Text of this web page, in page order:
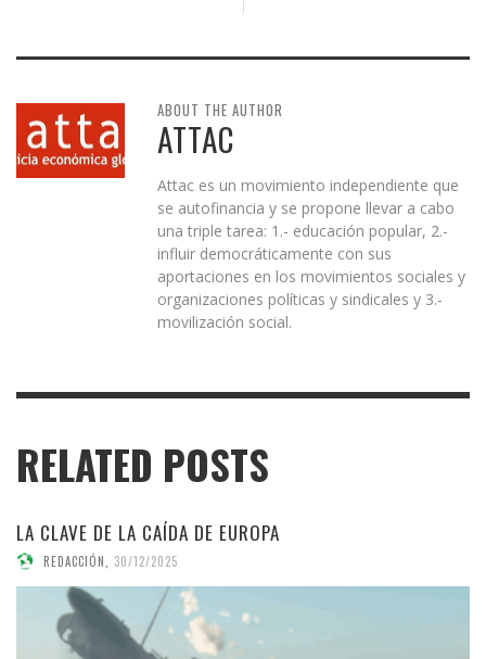
ABOUT THE AUTHOR
ATTAC
Attac es un movimiento independiente que
se autofinancia y se propone llevar a cabo
una triple tarea: 1.- educación popular, 2.-
influir democráticamente con sus
aportaciones en los movimientos sociales y
organizaciones políticas y sindicales y 3.-
movilización social.
RELATED POSTS
LA CLAVE DE LA CAÍDA DE EUROPA
REDACCIÓN 30/12/2025